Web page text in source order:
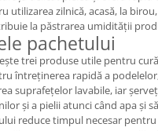
utilizarea zilnică, acasă, la
la păstrarea umidității
pachetului
trei produse utile pentru
întreținerea rapidă a
suprafețelor lavabile, iar
și a pielii atunci când apa și
reduce timpul necesar